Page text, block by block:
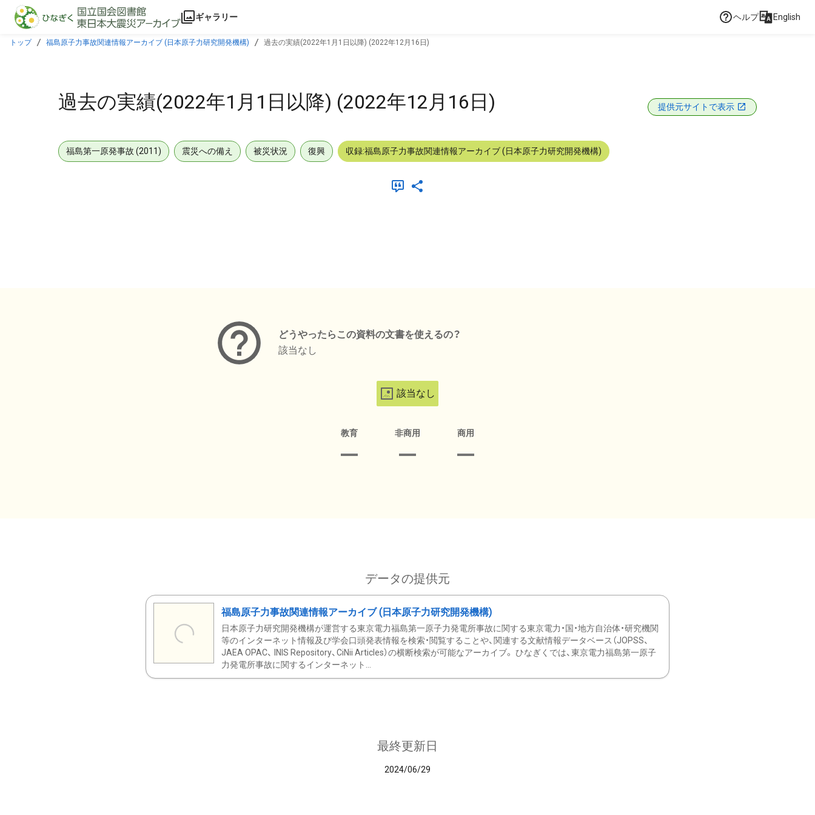
本文に飛ぶ
ギャラリー ヘルプ English
トップ 福島原子力事故関連情報アーカイブ (日本原子力研究開発機構) 過去の実績(2022年1月1日以降) (2022年12月16日)
過去の実績(2022年1月1日以降) (2022年12月16日) 提供元サイトで表示
福島第一原発事故 (2011) 震災への備え 被災状況 復興 収録:福島原子力事故関連情報アーカイブ (日本原子力研究開発機構)
どうやったらこの資料の文書を使えるの？
該当なし
該当なし
教育 非商用 商用
データの提供元
福島原子力事故関連情報アーカイブ (日本原子力研究開発機構)
日本原子力研究開発機構が運営する東京電力福島第一原子力発電所事故に関する東京電力・国・地方自治体・研究機関
等のインターネット情報及び学会口頭発表情報を検索・閲覧することや、関連する文献情報データベース（JOPSS、
JAEA OPAC、 INIS Repository、CiNii Articles）の横断検索が可能なアーカイブ。 ひなぎくでは、東京電力福島第一原子
力発電所事故に関するインターネット...
最終更新日
2024/06/29